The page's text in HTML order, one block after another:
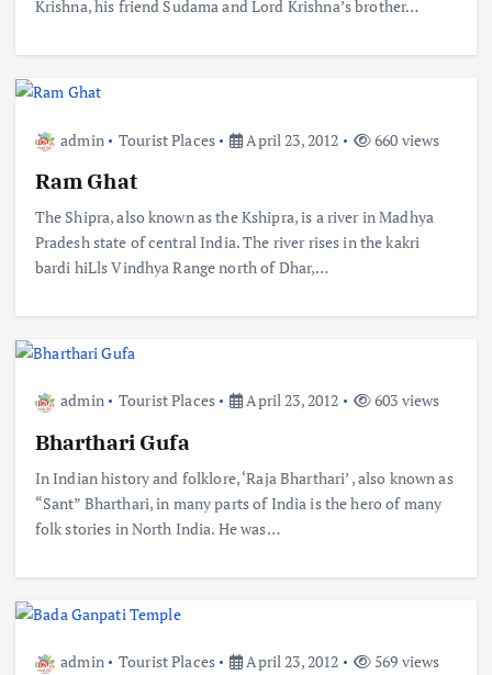
Krishna, his friend Sudama and Lord Krishna’s brother…
admin Tourist Places April 23, 2012 660 views
Ram Ghat
The Shipra, also known as the Kshipra, is a river in Madhya
Pradesh state of central India. The river rises in the kakri
bardi hiLls Vindhya Range north of Dhar,…
admin Tourist Places April 23, 2012 603 views
Bharthari Gufa
In Indian history and folklore, ‘Raja Bharthari’ , also known as
“Sant” Bharthari, in many parts of India is the hero of many
folk stories in North India. He was…
admin Tourist Places April 23, 2012 569 views